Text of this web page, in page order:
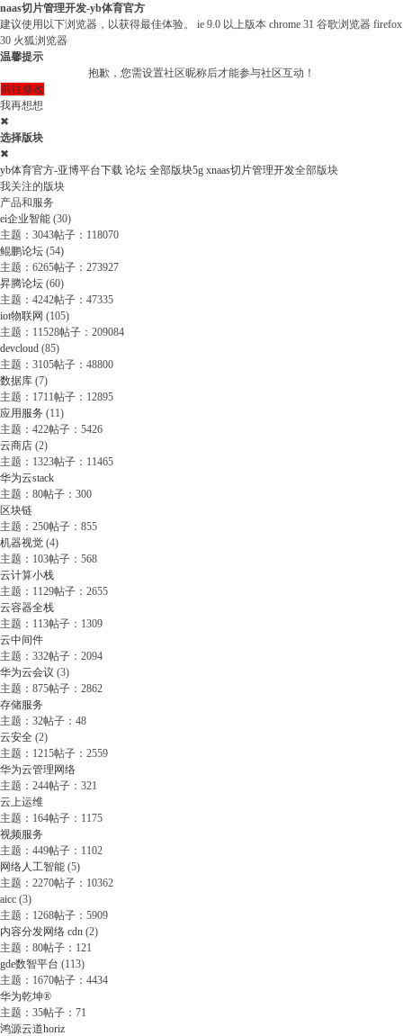
naas切片管理开发-yb体育官方
建议使用以下浏览器，以获得最佳体验。
ie 9.0 以上版本 chrome 31 谷歌浏览器 firefox
30 火狐浏览器
温馨提示
抱歉，您需设置社区昵称后才能参与社区互动！
前往修改
我再想想
✖
选择版块
✖
yb体育官方-亚博平台下载 论坛 全部版块5g xnaas切片管理开发全部版块
我关注的版块
产品和服务
ei企业智能 (30)
主题：3043帖子：118070
鲲鹏论坛 (54)
主题：6265帖子：273927
昇腾论坛 (60)
主题：4242帖子：47335
iot物联网 (105)
主题：11528帖子：209084
devcloud (85)
主题：3105帖子：48800
数据库 (7)
主题：1711帖子：12895
应用服务 (11)
主题：422帖子：5426
云商店 (2)
主题：1323帖子：11465
华为云stack
主题：80帖子：300
区块链
主题：250帖子：855
机器视觉 (4)
主题：103帖子：568
云计算小栈
主题：1129帖子：2655
云容器全栈
主题：113帖子：1309
云中间件
主题：332帖子：2094
华为云会议 (3)
主题：875帖子：2862
存储服务
主题：32帖子：48
云安全 (2)
主题：1215帖子：2559
华为云管理网络
主题：244帖子：321
云上运维
主题：164帖子：1175
视频服务
主题：449帖子：1102
网络人工智能 (5)
主题：2270帖子：10362
aicc (3)
主题：1268帖子：5909
内容分发网络 cdn (2)
主题：80帖子：121
gde数智平台 (113)
主题：1670帖子：4434
华为乾坤®
主题：35帖子：71
鸿源云道horiz